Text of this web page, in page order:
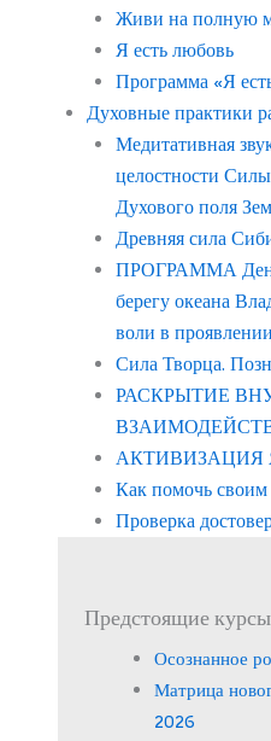
Живи на полную
Я есть любовь
Программа «Я
Духовные практики
Медитативная
целостности
Духового поля
Древняя сила
ПРОГРАММА День
берегу океана
воли в
Сила Творца.
РАСКРЫТИЕ
АКТИВИЗАЦИЯ
Как помочь
Проверка
Предстоящие
Осознанное
Матрица
2026